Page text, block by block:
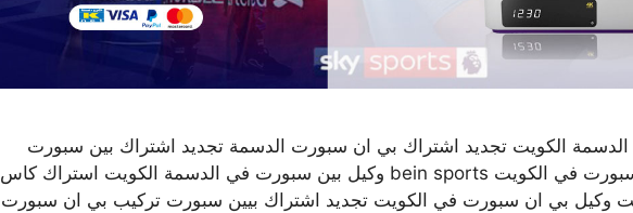
الكويت تجديد اشتراك بي ان سبورت الدسمة تجديد اشتراك بين سبورت
اون لاين وكيل بي ان سبورت في الكويت bein sports وكيل بين سبورت في الدسمة الكويت استراك كاس
وكيل بي ان سبورت في الكويت تجديد اشتراك بيين سبورت تركيب بي ان سبورت